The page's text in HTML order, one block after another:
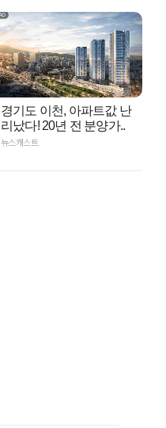
경기도 이천, 아파트값 난
리났다! 20년 전 분양가..
뉴스캐스트